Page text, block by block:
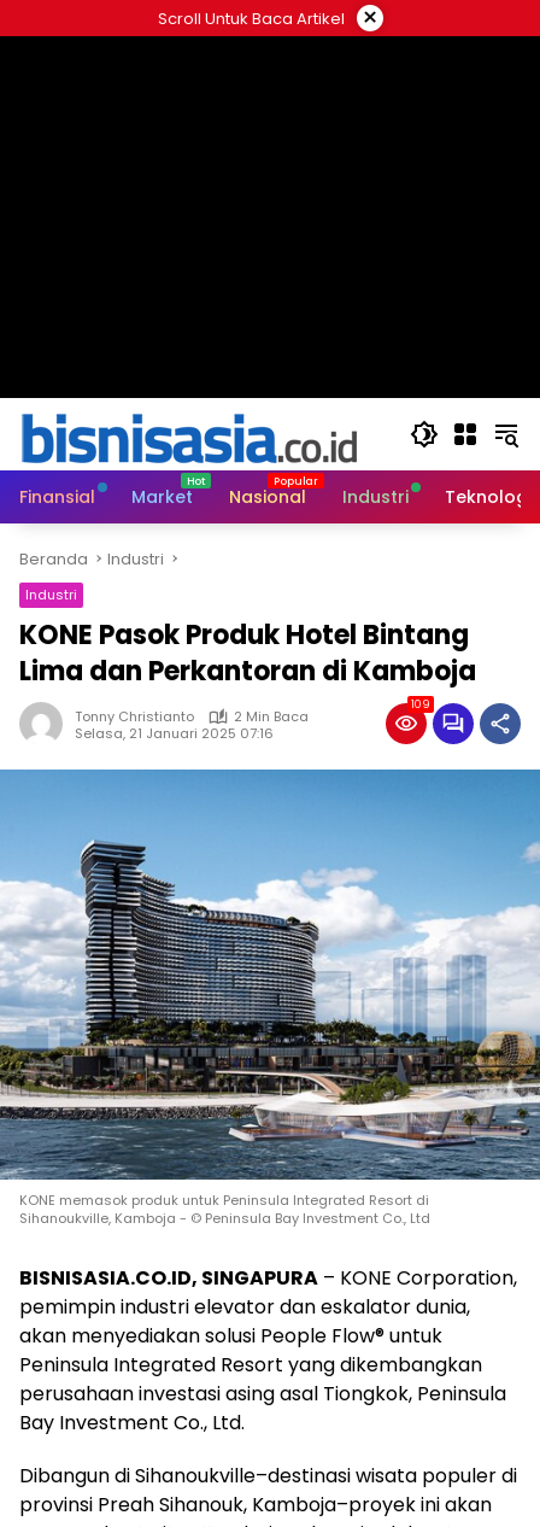
ke
Scroll Untuk Baca Artikel ×
Finansial Market Nasional Industri Teknologi
Beranda Industri
Industri
KONE Pasok Produk Hotel Bintang
Lima dan Perkantoran di Kamboja
Tonny Christianto
2 Min Baca
Selasa, 21 Januari 2025 07:16
109
KONE memasok produk untuk Peninsula Integrated Resort di
Sihanoukville, Kamboja - © Peninsula Bay Investment Co., Ltd
BISNISASIA.CO.ID, SINGAPURA – KONE Corporation,
pemimpin industri elevator dan eskalator dunia,
akan menyediakan solusi People Flow® untuk
Peninsula Integrated Resort yang dikembangkan
perusahaan investasi asing asal Tiongkok, Peninsula
Bay Investment Co., Ltd.
Dibangun di Sihanoukville–destinasi wisata populer di
provinsi Preah Sihanouk, Kamboja–proyek ini akan